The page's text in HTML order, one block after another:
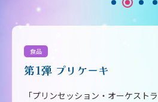
食品
第1弾 プリケーキ
「プリンセッション・オーケスト